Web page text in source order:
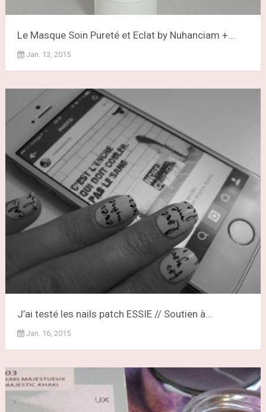
Le Masque Soin Pureté et Eclat by Nuhanciam +...
Jan. 13, 2015
J’ai testé les nails patch ESSIE // Soutien à...
Jan. 16, 2015